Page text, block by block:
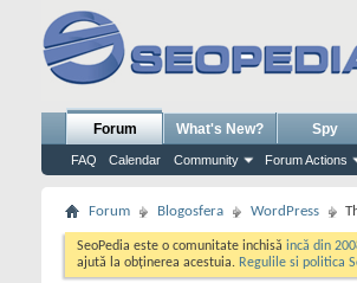
Forum
FAQ Calendar Community Forum Actions
What's New? Spy
Forum Blogosfera WordPress
SeoPedia este o comunitate inchisă incă din
ajută la obținerea acestuia. Regulile si politica